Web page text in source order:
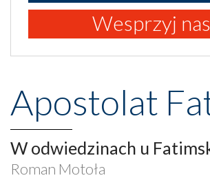
Wesprzyj
Apostolat
W odwiedzinach u
Roman Motoła